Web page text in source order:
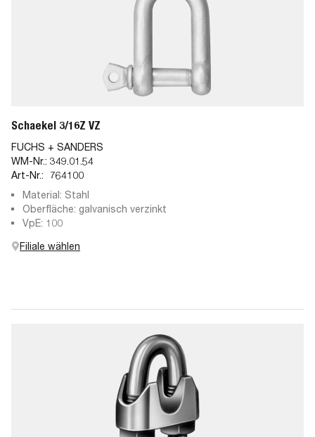
Schaekel 3/16Z VZ
FUCHS + SANDERS
WM-Nr.: 349.01.54
Art-Nr.:
764100
Material: Stahl
Oberfläche: galvanisch verzinkt
VpE: 100
Filiale wählen